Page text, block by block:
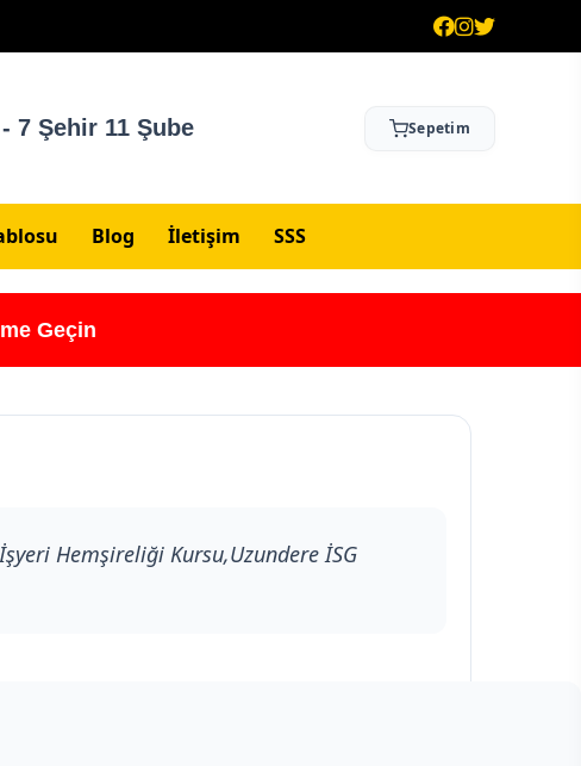
7 Şehir 11 Şube Sepetim
Blog İletişim SSS
Geçin
Hemşireliği Kursu,Uzundere İSG